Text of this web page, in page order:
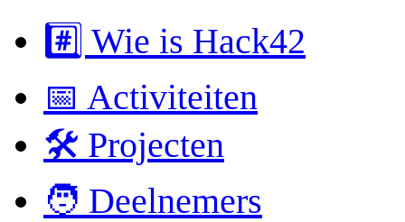
#️⃣ Wie is Hack42
📅 Activiteiten
🛠 Projecten
🧑 Deelnemers